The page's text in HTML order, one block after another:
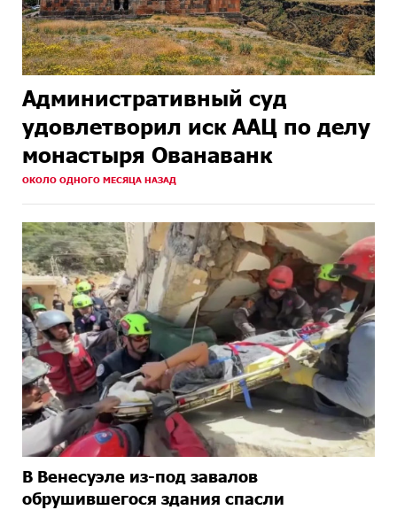
Административный суд
удовлетворил иск ААЦ по делу
монастыря Ованаванк
ОКОЛО ОДНОГО МЕСЯЦА НАЗАД
В Венесуэле из-под завалов
обрушившегося здания спасли